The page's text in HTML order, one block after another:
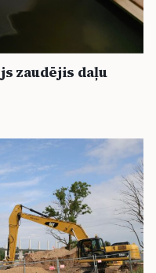
zaudējis daļu